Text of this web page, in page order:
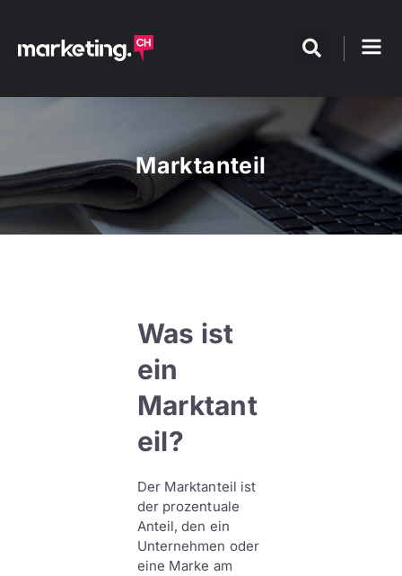
Marktanteil
Was ist
ein
Marktant
eil?
Der Marktanteil ist
der prozentuale
Anteil, den ein
Unternehmen oder
eine Marke am